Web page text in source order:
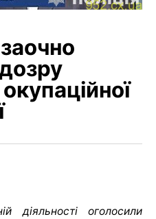
діяльності оголосили